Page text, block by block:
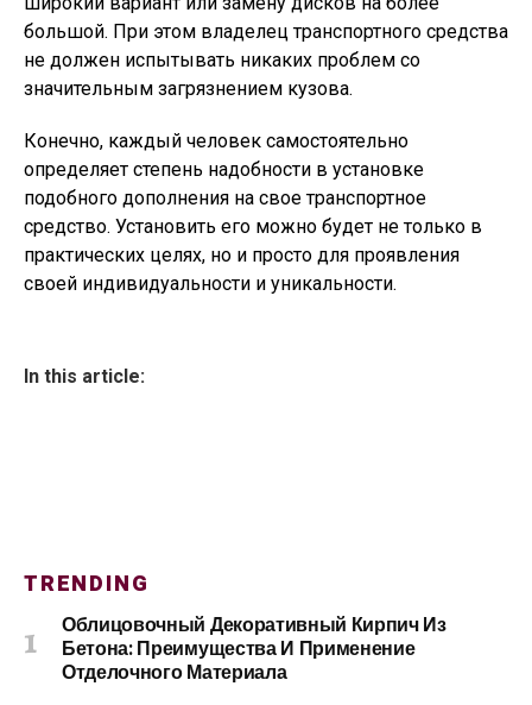
большой. При этом владелец транспортного средства
не должен испытывать никаких проблем со
значительным загрязнением кузова.
Конечно, каждый человек самостоятельно
определяет степень надобности в установке
подобного дополнения на свое транспортное
средство. Установить его можно будет не только в
практических целях, но и просто для проявления
своей индивидуальности и уникальности.
In this article:
TRENDING
Облицовочный Декоративный Кирпич Из
Бетона: Преимущества И Применение
Отделочного Материала